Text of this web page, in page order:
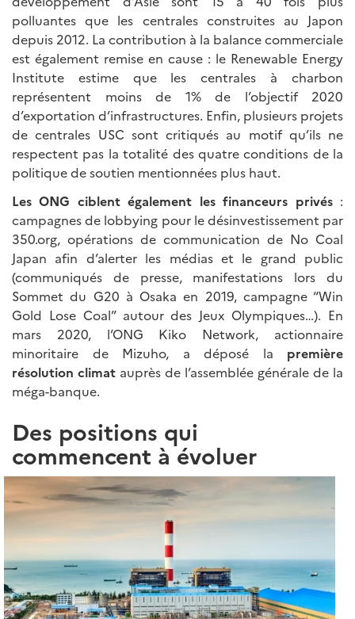
polluantes que les centrales construites au Japon
depuis 2012. La contribution à la balance commerciale
est également remise en cause : le Renewable Energy
Institute estime que les centrales à charbon
représentent moins de 1% de l’objectif 2020
d’exportation d’infrastructures. Enfin, plusieurs projets
de centrales USC sont critiqués au motif qu’ils ne
respectent pas la totalité des quatre conditions de la
politique de soutien mentionnées plus haut.
Les ONG ciblent également les financeurs privés:
campagnes de lobbying pour le désinvestissement par
350.org, opérations de communication de No Coal
Japan afin d’alerter les médias et le grand public
(communiqués de presse, manifestations lors du
Sommet du G20 à Osaka en 2019, campagne “Win
Gold Lose Coal” autour des Jeux Olympiques…). En
mars 2020, l’ONG Kiko Network, actionnaire
minoritaire de Mizuho, a déposé la première
résolution climat auprès de l’assemblée générale de la
méga-banque.
Des positions qui
commencent à évoluer